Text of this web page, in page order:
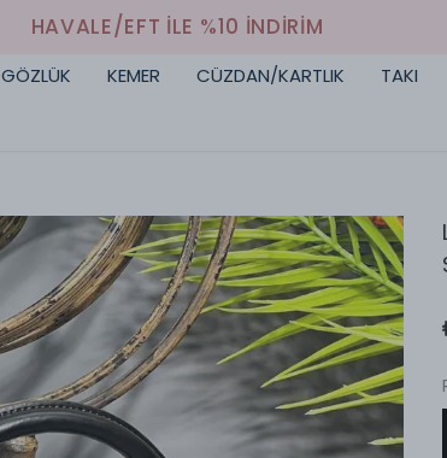
HAVALE/EFT İLE %10 İNDİRİM
GÖZLÜK KEMER CÜZDAN/KARTLIK TAKI